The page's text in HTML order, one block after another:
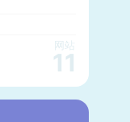
网站
11